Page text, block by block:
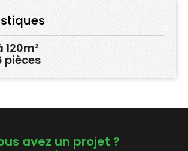
120m²
pièces
avez un projet ?